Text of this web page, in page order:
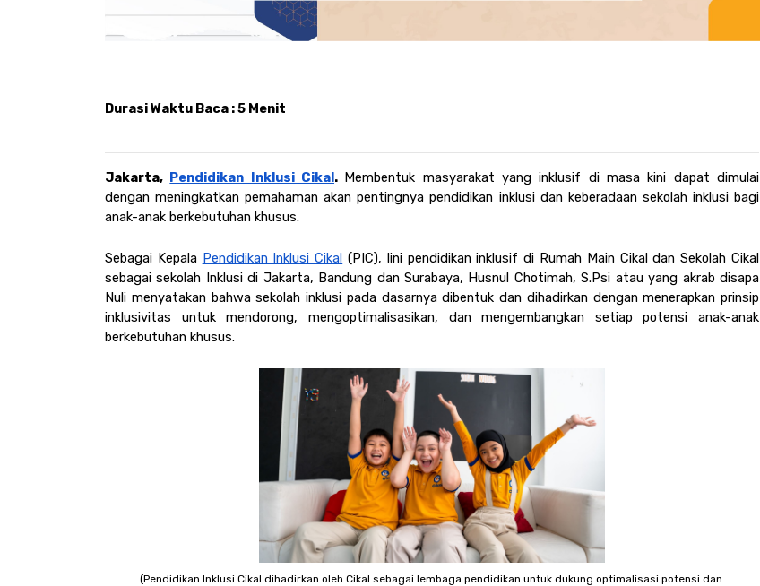
Durasi Waktu Baca : 5 Menit
Jakarta, Pendidikan Inklusi Cikal. Membentuk masyarakat yang inklusif di masa kini dapat dimulai
dengan meningkatkan pemahaman akan pentingnya pendidikan inklusi dan keberadaan sekolah inklusi bagi
anak-anak berkebutuhan khusus.
Sebagai Kepala Pendidikan Inklusi Cikal (PIC), lini pendidikan inklusif di Rumah Main Cikal dan Sekolah Cikal
sebagai sekolah Inklusi di Jakarta, Bandung dan Surabaya, Husnul Chotimah, S.Psi atau yang akrab disapa
Nuli menyatakan bahwa sekolah inklusi pada dasarnya dibentuk dan dihadirkan dengan menerapkan prinsip
inklusivitas untuk mendorong, mengoptimalisasikan, dan mengembangkan setiap potensi anak-anak
berkebutuhan khusus.
(Pendidikan Inklusi Cikal dihadirkan oleh Cikal sebagai lembaga pendidikan untuk dukung optimalisasi potensi dan